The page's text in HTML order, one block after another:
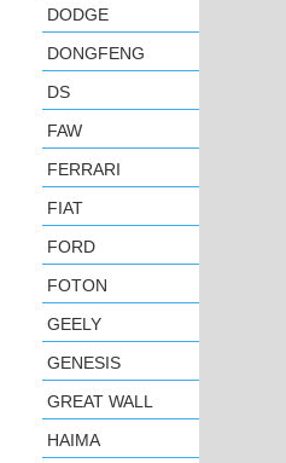
DODGE
DONGFENG
DS
FAW
FERRARI
FIAT
FORD
FOTON
GEELY
GENESIS
GREAT WALL
HAIMA